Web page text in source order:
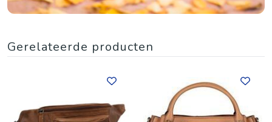
Gerelateerde producten